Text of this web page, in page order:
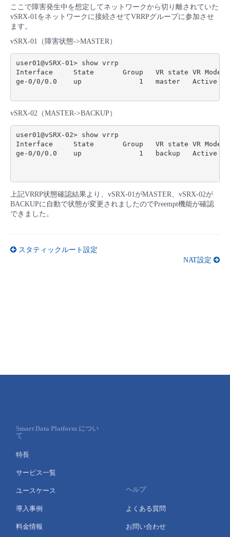
ここで障害発生中を想定してネットワークから切り離されていた
vSRX-01をネットワークに接続させてVRRPグループに参加させ
ます。
vSRX-01（障害状態->MASTER）
user01@vSRX-01> show vrrp
Interface     State       Group   VR state VR Mode
ge-0/0/0.0    up              1   master   Active
vSRX-02（MASTER->BACKUP）
user01@vSRX-02> show vrrp
Interface     State       Group   VR state VR Mode
ge-0/0/0.0    up              1   backup   Active
上記VRRP状態確認結果より、vSRX-01がMASTER、vSRX-02が
BACKUPに自動で状態が変更されましたのでPreempt機能が確認
できました。
スタティックルート設定
NAT設定
Smart Data Platform につい
て
特長
サービス一覧
ユースケース
導入事例
料金情報
ヘルプ
よくある質問
お問い合わせ